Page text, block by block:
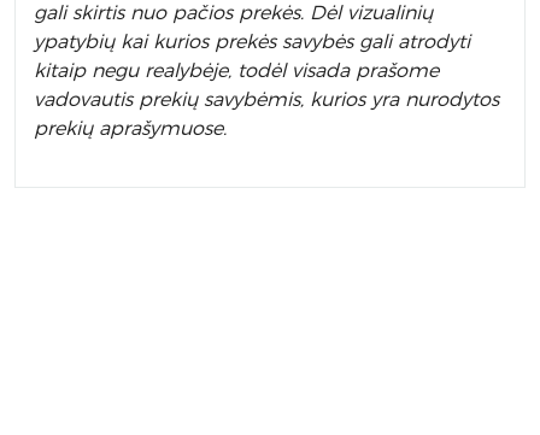
gali skirtis nuo pačios prekės. Dėl vizualinių
ypatybių kai kurios prekės savybės gali atrodyti
kitaip negu realybėje, todėl visada prašome
vadovautis prekių savybėmis, kurios yra nurodytos
prekių aprašymuose.